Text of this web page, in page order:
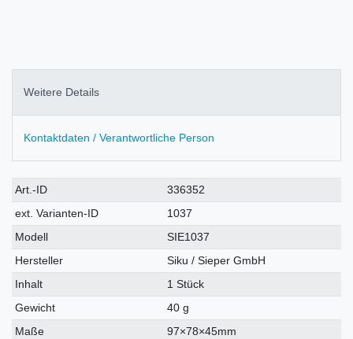
Weitere Details
Kontaktdaten / Verantwortliche Person
Technisches
Merkmal
Wert
Art.-ID
336352
ext. Varianten-ID
1037
Modell
SIE1037
Hersteller
Siku / Sieper GmbH
Inhalt
1 Stück
Gewicht
40 g
Maße
97×78×45mm